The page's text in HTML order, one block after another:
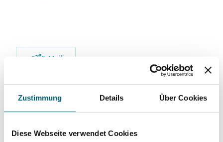
Zustimmung Details Über Cookies
Diese Webseite verwendet Cookies
Für Zuweisende
E-Mail